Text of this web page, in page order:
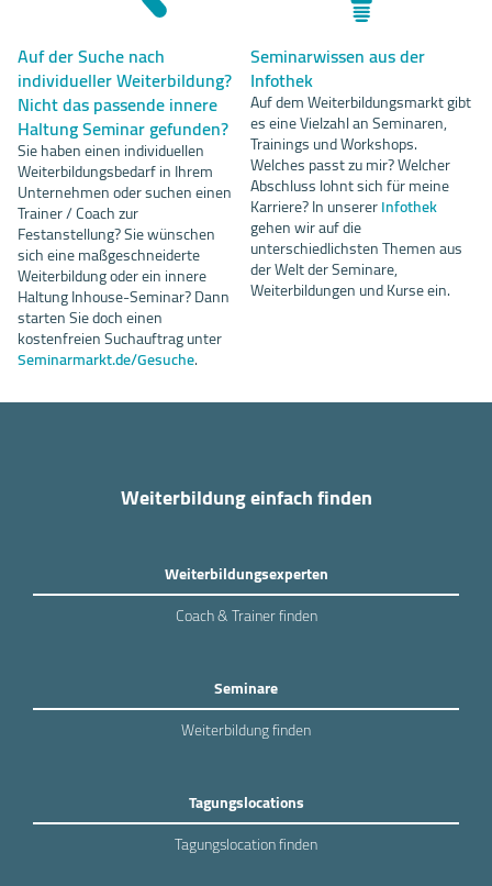
Auf der Suche nach
individueller Weiterbildung?
Nicht das passende innere
Haltung Seminar gefunden?
Sie haben einen individuellen
Weiterbildungsbedarf in Ihrem
Unternehmen oder suchen einen
Trainer / Coach zur
Festanstellung? Sie wünschen
sich eine maßgeschneiderte
Weiterbildung oder ein innere
Haltung Inhouse-Seminar? Dann
starten Sie doch einen
kostenfreien Suchauftrag unter
Seminarmarkt.de/Gesuche.
Seminarwissen aus der
Infothek
Auf dem Weiterbildungsmarkt gibt
es eine Vielzahl an Seminaren,
Trainings und Workshops.
Welches passt zu mir? Welcher
Abschluss lohnt sich für meine
Karriere? In unsererInfothek
gehen wir auf die
unterschiedlichsten Themen aus
der Welt der Seminare,
Weiterbildungen und Kurse ein.
Weiterbildung einfach finden
Weiterbildungsexperten
Coach & Trainer finden
Seminare
Weiterbildung finden
Tagungslocations
Tagungslocation finden